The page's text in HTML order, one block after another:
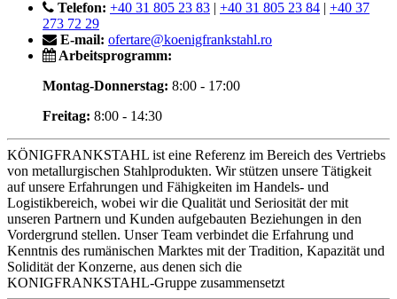
Telefon: +40 31 805 23 83 | +40 31 805 23 84 | +40 37
273 72 29
E-mail: ofertare@koenigfrankstahl.ro
Arbeitsprogramm:
Montag-Donnerstag: 8:00 - 17:00
Freitag: 8:00 - 14:30
KÖNIGFRANKSTAHL ist eine Referenz im Bereich des Vertriebs
von metallurgischen Stahlprodukten. Wir stützen unsere Tätigkeit
auf unsere Erfahrungen und Fähigkeiten im Handels- und
Logistikbereich, wobei wir die Qualität und Seriosität der mit
unseren Partnern und Kunden aufgebauten Beziehungen in den
Vordergrund stellen. Unser Team verbindet die Erfahrung und
Kenntnis des rumänischen Marktes mit der Tradition, Kapazität und
Solidität der Konzerne, aus denen sich die
KONIGFRANKSTAHL-Gruppe zusammensetzt